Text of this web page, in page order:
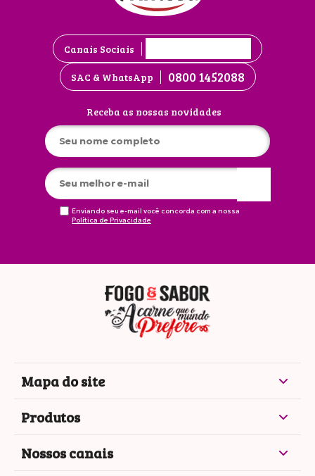
Canais Sociais
SAC & WhatsApp 0800 1452088
Receba as nossas novidades
Enviando seu e-mail você concorda com a nossa
Política de Privacidade
Mapa do site
Produtos
Nossos canais